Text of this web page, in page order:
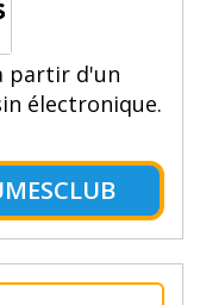
partir d'un
électronique.